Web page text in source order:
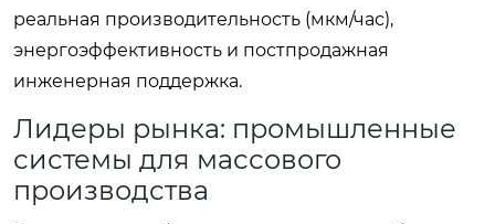
реальная производительность (мкм/час),
энергоэффективность и постпродажная
инженерная поддержка.
Лидеры рынка: промышленные
системы для массового
производства